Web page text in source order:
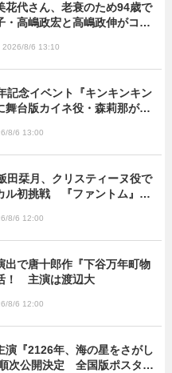
花代さん、老衰のため94歳で
高嶋政宏と高嶋政伸がコメ
した」
2026/8/6 13:10
記念イベント『キンキンキン
舞台版カイネ役・森莉那が潜
8/6 13:00
田栞月、クリスティーヌ役で
ル初挑戦 『ファントム』
8/6 12:00
出で唐十郎作『下谷万年町物
！ 主演は渡辺大
8/6 12:00
演『2126年、海の星をさがし
次公開決定 全国版ポスター